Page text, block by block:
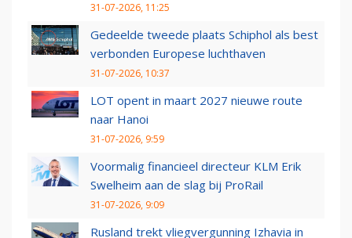
31-07-2026, 11:25
Gedeelde tweede plaats Schiphol als best
verbonden Europese luchthaven
31-07-2026, 10:37
LOT opent in maart 2027 nieuwe route
naar Hanoi
31-07-2026, 9:59
Voormalig financieel directeur KLM Erik
Swelheim aan de slag bij ProRail
31-07-2026, 9:09
Rusland trekt vliegvergunning Izhavia in